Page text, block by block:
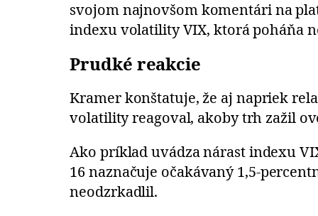
svojom najnovšom komentári na
indexu volatility VIX, ktorá poháňa
Prudké reakcie
Kramer konštatuje, že aj napriek
volatility reagoval, akoby trh zažil
Ako príklad uvádza nárast indexu
16 naznačuje očakávaný 1,5-
neodzrkadlil.